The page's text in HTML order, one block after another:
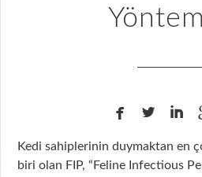
  
Kedi sahiplerinin duymaktan en
biri olan FIP, “Feline Infectious